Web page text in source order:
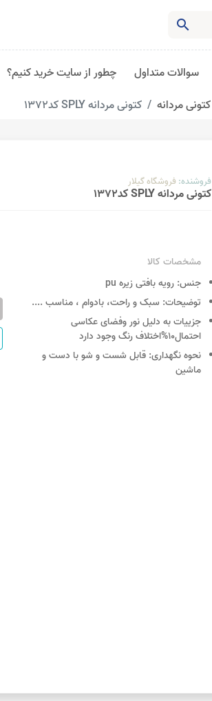
search
سوالات متداول چطور از سایت خرید کنیم؟
کتونی مردانه کتونی مردانه SPLY کد1372
فروشنده: فروشگاه گیلار
کتونی مردانه SPLY کد1372
مشخصات کالا
جنس: رویه بافتی زیره pu
توضیحات: سبک و راحت، بادوام ، مناسب ....
جزییاتبه دلیل نور وفضای عکاسی
احتمال10%اختلاف رنگ وجود دارد
نحوه نگهداری: قابل شست و شو با دست و
ماشین